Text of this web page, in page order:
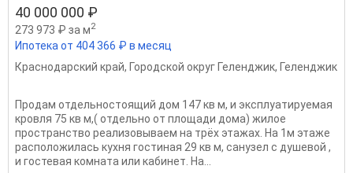
40 000 000 ₽
273 973 ₽ за м2
Ипотека от 404 366 ₽ в месяц
Краснодарский край, Городской округ Геленджик, Геленджик
Продам отдельностоящий дом 147 кв м, и эксплуатируемая
кровля 75 кв м,( отдельно от площади дома) жилое
пространство реализовываем на трёх этажах. На 1м этаже
расположилась кухня гостиная 29 кв м, санузел с душевой ,
и гостевая комната или кабинет. На...